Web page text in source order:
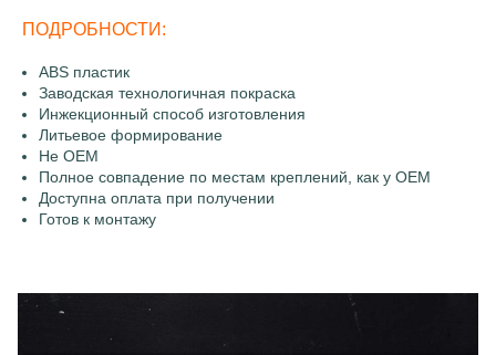
ПОДРОБНОСТИ:
ABS пластик
Заводская технологичная покраска
Инжекционный способ изготовления
Литьевое формирование
Не OEM
Полное совпадение по местам креплений, как у OEM
Доступна оплата при получении
Готов к монтажу